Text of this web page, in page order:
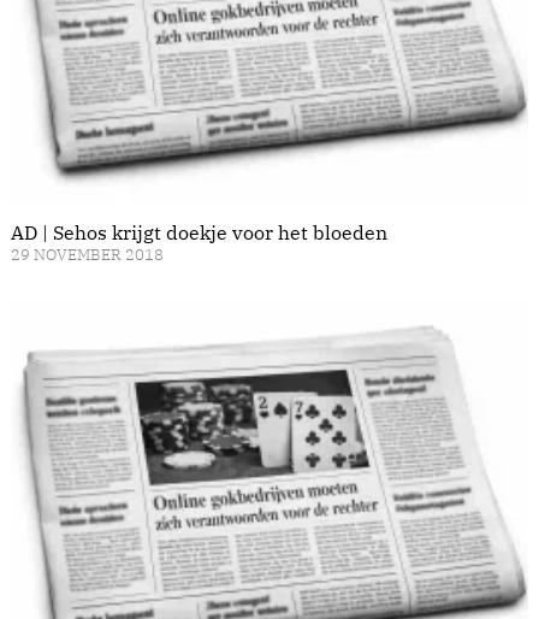
AD | Sehos krijgt doekje voor het bloeden
29 NOVEMBER 2018